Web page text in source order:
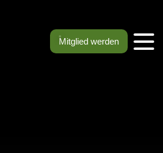
Mitglied werden